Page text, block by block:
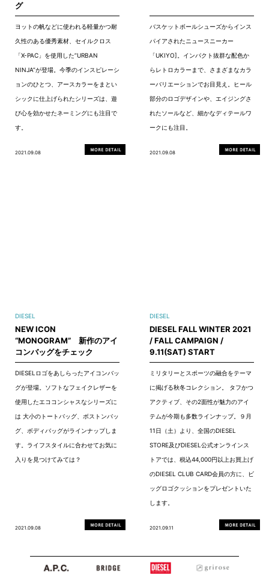
グ
ヨットの帆などに使われる軽量かつ耐
久性のある優秀素材、セイルクロス
「X-PAC」を使用した”URBAN
NINJA”が登場。今季のインスピレーシ
ョンのひとつ、アースカラーをまとい
シックに仕上げられたシリーズは、遊
び心を効かせたネーミングにも注目で
す。
2021.09.08
バスケットボールシューズからインス
パイアされたニュースニーカー
「UKIYO]。インパクト抜群な配色か
らレトロカラーまで、さまざまなカラ
ーバリエーションでお目見え。ヒール
部分のロゴデザインや、エイジングさ
れたソールなど、細かなディテールワ
ークにも注目。
2021.09.08
DIESEL
NEW ICON
“MONOGRAM” 新作のアイ
コンバッグをチェック
DIESELロゴをあしらったアイコンバッ
グが登場。ソフトなフェイクレザーを
使用したエココンシャスなシリーズに
は 大小のトートバッグ、ボストンバッ
グ、ボディバッグがラインナップしま
す。ライフスタイルに合わせてお気に
入りを見つけてみては？
2021.09.08
DIESEL
DIESEL FALL WINTER 2021
/ FALL CAMPAIGN /
9.11(SAT) START
ミリタリーとスポーツの融合をテーマ
に掲げる秋冬コレクション。 タフかつ
アクティブ、その2面性が魅力のアイ
テムが今期も多数ラインナップ。９月
11日（土）より、全国のDIESEL
STORE及びDIESEL公式オンラインス
トアでは、税込44,000円以上お買上げ
のDIESEL CLUB CARD会員の方に、ビ
ッグロゴクッションをプレゼントいた
します。
2021.09.11